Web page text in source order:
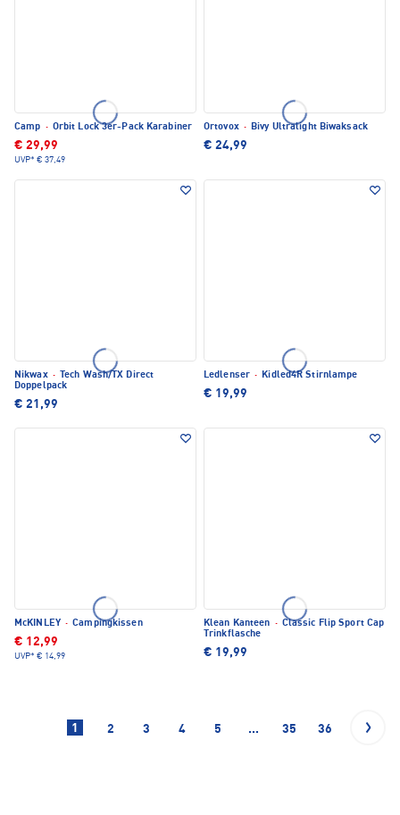
Camp · Orbit Lock 3er-Pack Karabiner
€ 29,99
UVP* € 37,49
Ortovox · Bivy Ultralight Biwaksack
€ 24,99
Nikwax ·
Tech Wash/TX Direct
Doppelpack
€ 21,99
Ledlenser · Kidled4R Stirnlampe
€ 19,99
McKINLEY · Campingkissen
€ 12,99
UVP* € 14,99
Klean Kanteen · Classic Flip Sport Cap
Trinkflasche
€ 19,99
1 2 3 4 5 ... 35 36